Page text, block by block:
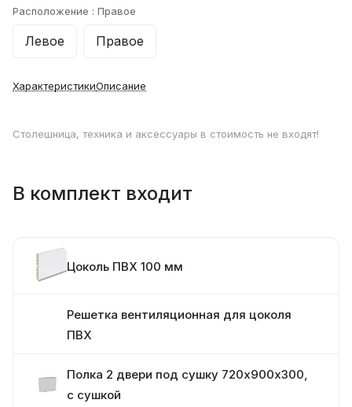
Расположение : Правое
Левое Правое
ХарактеристикиОписание
Столешница, техника и аксессуары в стоимость не входят!
В комплект входит
Цоколь ПВХ 100 мм
Решетка вентиляционная для цоколя
ПВХ
Полка 2 двери под сушку 720х900х300,
с сушкой